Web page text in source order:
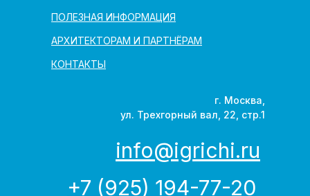
АРХИТЕКТОРАМ И ПАРТНЁРАМ
КОНТАКТЫ
ПОЛЕЗНАЯ ИНФОРМАЦИЯ
г. Москва,
ул. Трехгорный вал, 22, стр.1
+7 (925) 194-77-20
info@igrichi.ru